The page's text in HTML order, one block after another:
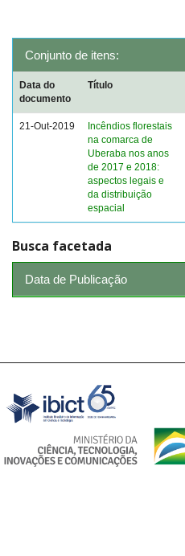
Conjunto de itens:
Data do
documento
Título
21-Out-2019
Incêndios florestais
na comarca de
Uberaba nos anos
de 2017 e 2018:
aspectos legais e
da distribuição
espacial
Busca facetada
Data de Publicação